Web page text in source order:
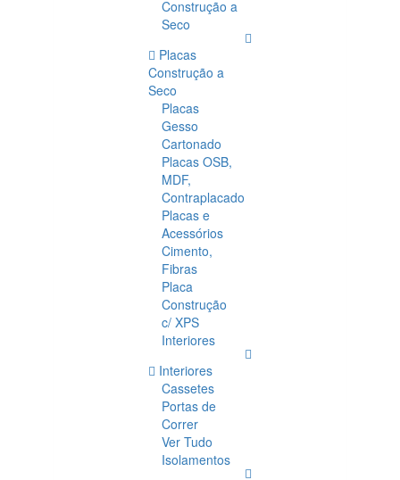
Construção a
Seco
Placas
Construção a
Seco
Placas
Gesso
Cartonado
Placas OSB,
MDF,
Contraplacado
Placas e
Acessórios
Cimento,
Fibras
Placa
Construção
c/ XPS
Interiores
Interiores
Cassetes
Portas de
Correr
Ver Tudo
Isolamentos